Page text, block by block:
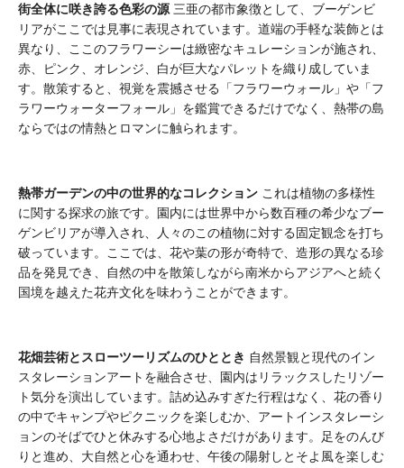
街全体に咲き誇る色彩の源 三亜の都市象徴として、ブーゲンビ
リアがここでは見事に表現されています。道端の手軽な装飾とは
異なり、ここのフラワーシーは緻密なキュレーションが施され、
赤、ピンク、オレンジ、白が巨大なパレットを織り成していま
す。散策すると、視覚を震撼させる「フラワーウォール」や「フ
ラワーウォーターフォール」を鑑賞できるだけでなく、熱帯の島
ならではの情熱とロマンに触られます。
熱帯ガーデンの中の世界的なコレクション これは植物の多様性
に関する探求の旅です。園内には世界中から数百種の希少なブー
ゲンビリアが導入され、人々のこの植物に対する固定観念を打ち
破っています。ここでは、花や葉の形が奇特で、造形の異なる珍
品を発見でき、自然の中を散策しながら南米からアジアへと続く
国境を越えた花卉文化を味わうことができます。
花畑芸術とスローツーリズムのひととき 自然景観と現代のイン
スタレーションアートを融合させ、園内はリラックスしたリゾー
ト気分を演出しています。詰め込みすぎた行程はなく、花の香り
の中でキャンプやピクニックを楽しむか、アートインスタレーシ
ョンのそばでひと休みする心地よさだけがあります。足をのんび
りと進め、大自然と心を通わせ、午後の陽射しとそよ風を楽しむ